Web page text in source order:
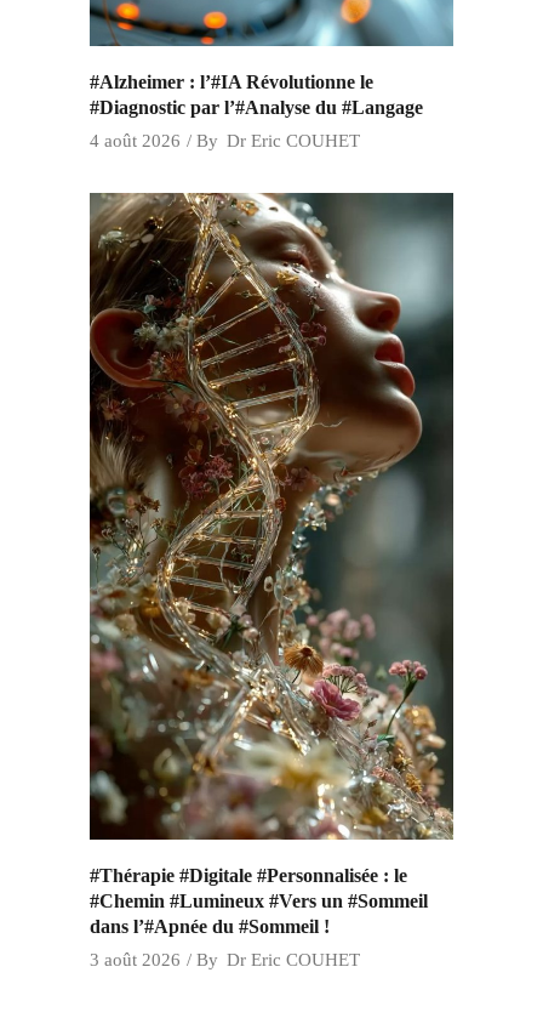
#Alzheimer : l’#IA Révolutionne le
#Diagnostic par l’#Analyse du #Langage
4 août 2026 By Dr Eric COUHET
#Thérapie #Digitale #Personnalisée : le
#Chemin #Lumineux #Vers un #Sommeil
dans l’#Apnée du #Sommeil !
3 août 2026 By Dr Eric COUHET